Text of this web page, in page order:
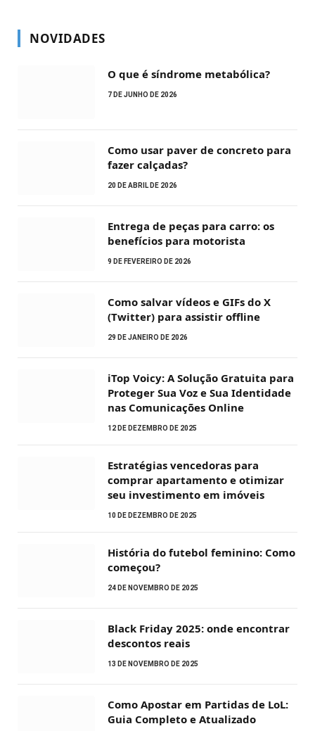
NOVIDADES
O que é síndrome metabólica?
7 DE JUNHO DE 2026
Como usar paver de concreto para
fazer calçadas?
20 DE ABRIL DE 2026
Entrega de peças para carro: os
benefícios para motorista
9 DE FEVEREIRO DE 2026
Como salvar vídeos e GIFs do X
(Twitter) para assistir offline
29 DE JANEIRO DE 2026
iTop Voicy: A Solução Gratuita para
Proteger Sua Voz e Sua Identidade
nas Comunicações Online
12 DE DEZEMBRO DE 2025
Estratégias vencedoras para
comprar apartamento e otimizar
seu investimento em imóveis
10 DE DEZEMBRO DE 2025
História do futebol feminino: Como
começou?
24 DE NOVEMBRO DE 2025
Black Friday 2025: onde encontrar
descontos reais
13 DE NOVEMBRO DE 2025
Como Apostar em Partidas de LoL:
Guia Completo e Atualizado